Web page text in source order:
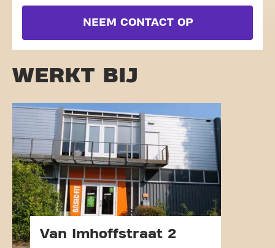
NEEM CONTACT OP
WERKT BIJ
Van Imhoffstraat 2